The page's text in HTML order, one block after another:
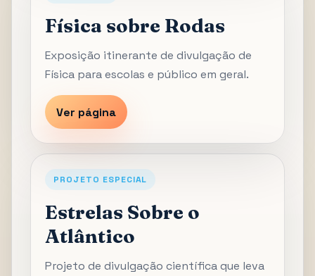
Física sobre Rodas
Exposição itinerante de divulgação de
Física para escolas e público em geral.
Ver página
PROJETO ESPECIAL
Estrelas Sobre o
Atlântico
Projeto de divulgação científica que leva